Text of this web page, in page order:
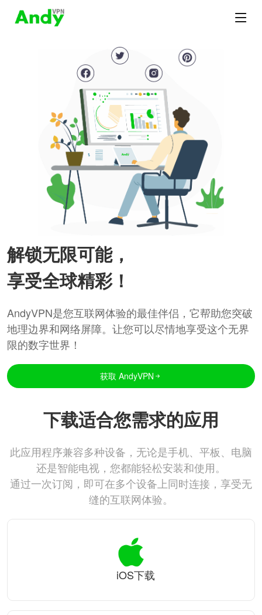
解锁无限可能，
享受全球精彩！
AndyVPN是您互联网体验的最佳伴侣，它帮助您突破
地理边界和网络屏障。让您可以尽情地享受这个无界
限的数字世界！
获取 AndyVPN
下载适合您需求的应用
此应用程序兼容多种设备，无论是手机、平板、电脑
还是智能电视，您都能轻松安装和使用。
通过一次订阅，即可在多个设备上同时连接，享受无
缝的互联网体验。
iOS下载